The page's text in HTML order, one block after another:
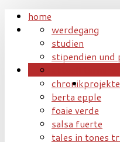
home
werdegang
studien
stipendien und
chronikprojekte
berta epple
foaie verde
salsa fuerte
tales in tones